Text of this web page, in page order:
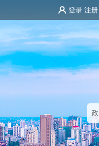
登录 注册